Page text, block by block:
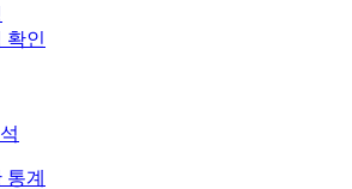
확인
계